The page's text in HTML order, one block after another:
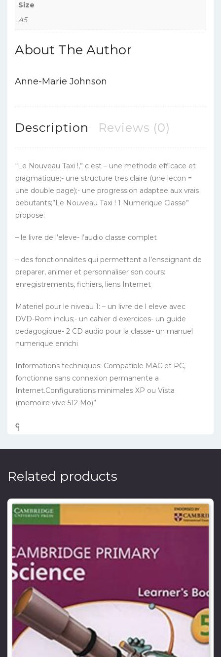
Size
A5
About The Author
Anne-Marie Johnson
Description Reviews (0)
“Le Nouveau Taxi !,” c est – une methode efficace et
pragmatique;- une structure tres claire (une lecon =
une double page);- une progression adaptee aux vrais
debutants;”Le Nouveau Taxi ! 1 Numerique Classe”
propose:
– le livre de l’eleve- l’audio classe complet
– des fonctionnalites qui permettent a l’enseignant de
preparer, animer et personnaliser son cours:
enregistrements, fichiers, liens Internet
Materiel pour le niveau 1: – un livre de l eleve avec
DVD-Rom inclus;- un cahier d exercices- un guide
pedagogique- 2 CD audio pour la classe- un manuel
numerique enrichi
Informations techniques: Compatible MAC et PC,
fonctionne sans connexion permanente a
Internet.Configurations minimales XP ou Vista
(memoire vive 512 Mo)”
၎
င
၎
၎
Related products